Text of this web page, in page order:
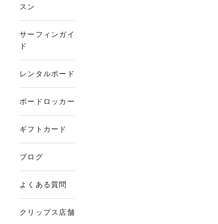
スン
サーフィンガイ
ド
レンタルボード
ボードロッカー
ギフトカード
ブログ
よくある質問
クリップス店舗